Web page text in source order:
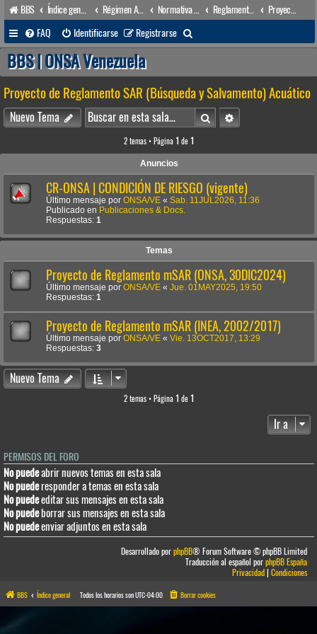
BBS Índice general Régimen Acuático venezolano Reglamentos Nacionales
FAQ
Identificarse Registrarse
u
c
a
r
BBS | ONSA Venezuela
Proyecto de Reglamento SAR (Búsqueda y Salvamento) Acuático
Nuevo Tema BuscarBúsqueda avanzada
2 temas • Página 1 de 1
Anuncios
CR-ONSA | CONDICIÓN DE RIESGO (vigente)
Último mensaje por ONSA/VE « Sab. 11JUL2026, 11:36
Publicado en Publicaciones & Docs.
Respuestas: 1
Temas
Proyecto de Reglamento mSAR (ONSA, 30DIC2024)
Último mensaje por ONSA/VE « Jue. 01MAY2025, 19:50
Respuestas: 1
Proyecto de Reglamento mSAR (INEA, 2002/2017)
Último mensaje por ONSA/VE « Vie. 13OCT2017, 13:29
Respuestas: 3
Nuevo Tema
2 temas • Página 1 de 1
Ir a
PERMISOS DEL FORO
No puedeabrir nuevos temas en esta sala
No puederesponder a temas en esta sala
No puedeeditar sus mensajes en esta sala
No puedeborrar sus mensajes en esta sala
No puedeenviar adjuntos en esta sala
Desarrollado porphpBB® Forum Software © phpBB Limited
Traducción al español porphpBB España
Privacidad|Condiciones
BBS Índice general Todos los horarios sonUTC-04:00 Borrar cookies